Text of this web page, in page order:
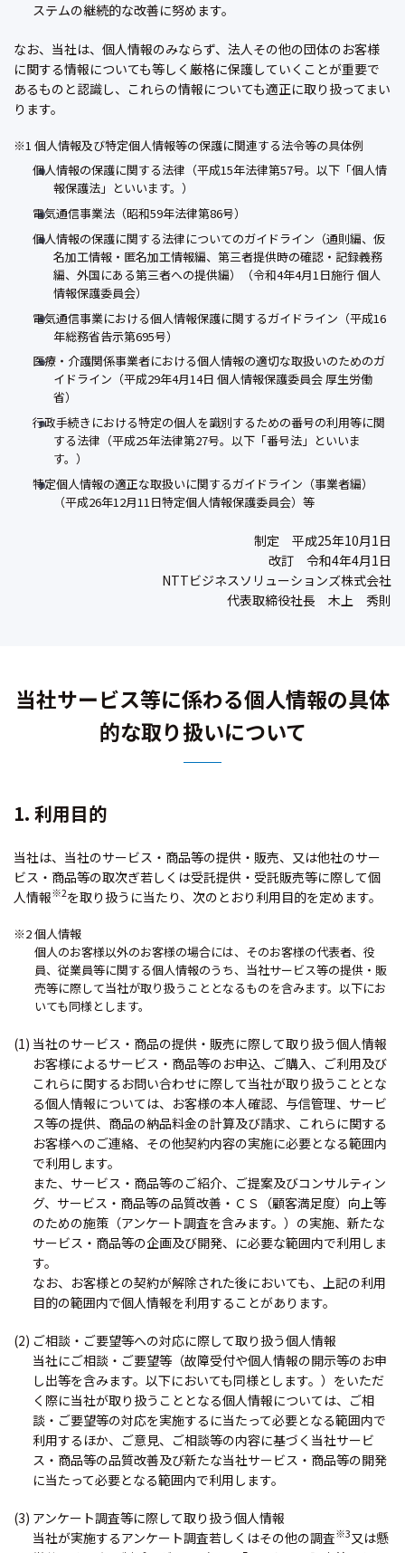
ステムの継続的な改善に努めます。
なお、当社は、個人情報のみならず、法人その他の団体のお客様
に関する情報についても等しく厳格に保護していくことが重要で
あるものと認識し、これらの情報についても適正に取り扱ってまい
ります。
※1 個人情報及び特定個人情報等の保護に関連する法令等の具体例
個人情報の保護に関する法律（平成15年法律第57号。以下「個人情
報保護法」といいます。）
電気通信事業法（昭和59年法律第86号）
個人情報の保護に関する法律についてのガイドライン（通則編、仮
名加工情報・匿名加工情報編、第三者提供時の確認・記録義務
編、外国にある第三者への提供編）（令和4年4月1日施行 個人
情報保護委員会）
電気通信事業における個人情報保護に関するガイドライン（平成16
年総務省告示第695号）
医療・介護関係事業者における個人情報の適切な取扱いのためのガ
イドライン（平成29年4月14日 個人情報保護委員会 厚生労働
省）
行政手続きにおける特定の個人を識別するための番号の利用等に関
する法律（平成25年法律第27号。以下「番号法」といいま
す。）
特定個人情報の適正な取扱いに関するガイドライン（事業者編）
（平成26年12月11日特定個人情報保護委員会）等
制定 平成25年10月1日
改訂 令和4年4月1日
NTTビジネスソリューションズ株式会社
代表取締役社長 木上 秀則
当社サービス等に係わる個人情報の具体
的な取り扱いについて
1. 利用目的
当社は、当社のサービス・商品等の提供・販売、又は他社のサー
ビス・商品等の取次ぎ若しくは受託提供・受託販売等に際して個
人情報※2を取り扱うに当たり、次のとおり利用目的を定めます。
※2 個人情報
個人のお客様以外のお客様の場合には、そのお客様の代表者、役
員、従業員等に関する個人情報のうち、当社サービス等の提供・販
売等に際して当社が取り扱うこととなるものを含みます。以下にお
いても同様とします。
(1) 当社のサービス・商品の提供・販売に際して取り扱う個人情報
お客様によるサービス・商品等のお申込、ご購入、ご利用及び
これらに関するお問い合わせに際して当社が取り扱うこととな
る個人情報については、お客様の本人確認、与信管理、サービ
ス等の提供、商品の納品料金の計算及び請求、これらに関する
お客様へのご連絡、その他契約内容の実施に必要となる範囲内
で利用します。
また、サービス・商品等のご紹介、ご提案及びコンサルティン
グ、サービス・商品等の品質改善・ＣＳ（顧客満足度）向上等
のための施策（アンケート調査を含みます。）の実施、新たな
サービス・商品等の企画及び開発、に必要な範囲内で利用しま
す。
なお、お客様との契約が解除された後においても、上記の利用
目的の範囲内で個人情報を利用することがあります。
(2) ご相談・ご要望等への対応に際して取り扱う個人情報
当社にご相談・ご要望等（故障受付や個人情報の開示等のお申
し出等を含みます。以下においても同様とします。）をいただ
く際に当社が取り扱うこととなる個人情報については、ご相
談・ご要望等の対応を実施するに当たって必要となる範囲内で
利用するほか、ご意見、ご相談等の内容に基づく当社サービ
ス・商品等の品質改善及び新たな当社サービス・商品等の開発
に当たって必要となる範囲内で利用します。
(3) アンケート調査等に際して取り扱う個人情報
当社が実施するアンケート調査若しくはその他の調査※3又は懸